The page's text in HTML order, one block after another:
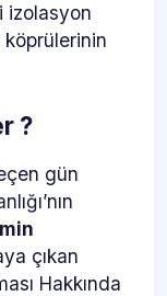
izolasyon
köprülerinin
?
gün
çıkan
Hakkında